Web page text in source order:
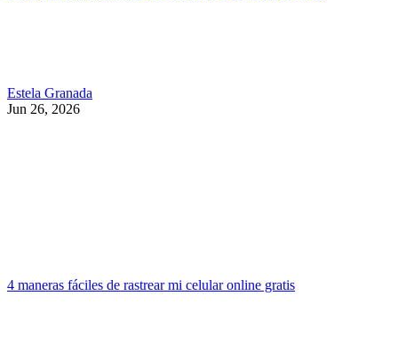
Estela Granada
Jun 26, 2026
4 maneras fáciles de rastrear mi celular online gratis